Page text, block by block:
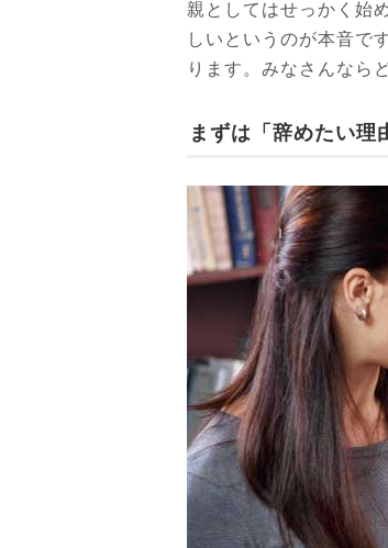
親としてはせっかく始
しいというのが本音で
ります。みなさんなら
まずは「辞めたい理